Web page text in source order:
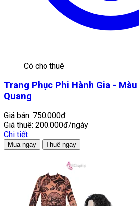
Có cho thuê
Trang Phục Phi Hành Gia -
Quang
Giá bán: 750.000đ
Giá thuê: 200.000đ/ngày
Chi tiết
Mua ngay Thuê ngay